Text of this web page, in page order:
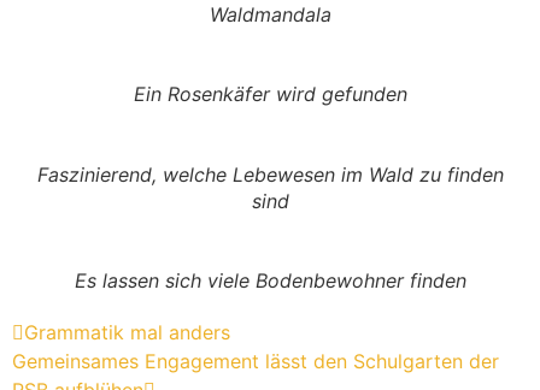
Wald­man­dala
Ein Rosen­käfer wird gefunden
Faszi­nie­rend, welche Lebe­wesen im Wald zu finden
sind
Es lassen sich viele Boden­be­wohner finden
Gram­matik mal anders
Gemein­sames Enga­ge­ment lässt den Schul­garten der